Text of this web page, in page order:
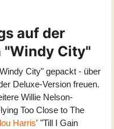
auf der
"Windy City"
City" gepackt - über
Deluxe-Version freuen.
Willie Nelson-
Too Close to The
Harris' "Till I Gain